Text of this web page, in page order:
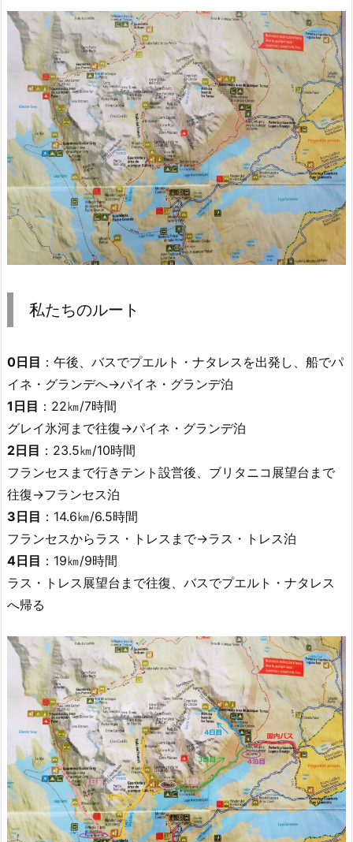
私たちのルート
0日目 ：午後、バスでプエルト・ナタレスを出発し、船でパ
イネ・グランデへ→パイネ・グランデ泊
1日目 ：22㎞/7時間
グレイ氷河まで往復→パイネ・グランデ泊
2日目 ：23.5㎞/10時間
フランセスまで行きテント設営後、ブリタニコ展望台まで
往復→フランセス泊
3日目 ：14.6㎞/6.5時間
フランセスからラス・トレスまで→ラス・トレス泊
4日目 ：19㎞/9時間
ラス・トレス展望台まで往復、バスでプエルト・ナタレス
へ帰る